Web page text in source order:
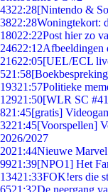
4322:28[Nintendo &
3822:28Woningtekort:
18022:22Post hier zo
24622:12Afbeeldingen
21622:05[UEL/ECL
521:58
19321:57Politieke
12921:50[WLR SC
821:45[gratis]
3221:45[Voorspellen]
2026/2027
2021:44Nieuwe
9921:39[NPO1] Het
13421:33FOK!ers die
6521:32De neergang